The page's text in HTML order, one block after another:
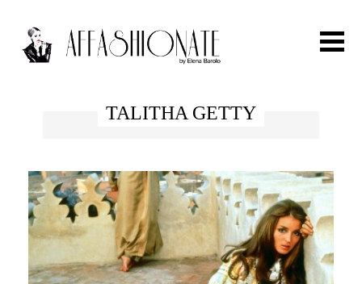
FASHION
OUTFIT
BEAUTY
TALITHA GETTY